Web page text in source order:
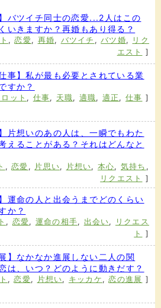
】バツイチ同士の恋愛...2人はこの
いきますか？再婚もあり得る？
,恋愛, 再婚, バツイチ ,バツ婚,
リク
エスト
]
事】私が最も必要とされている業
すか？
ット , 仕事, 天職, 適職, 適正 , 仕事 ]
片想いのあの人は、一瞬でもわた
えることがある？それはどんなと
,恋愛 , 片思い, 片想い, 本心, 気持ち ,
リクエスト
]
運命の人と出会うまでどのくらい
か？
, 恋愛, 運命の相手, 出会い,
リクエス
ト
]
】なかなか進展しない二人の関
は、いつ？どのように動きだす？
,恋愛, 片想い, キッカケ ,恋の進展 ]